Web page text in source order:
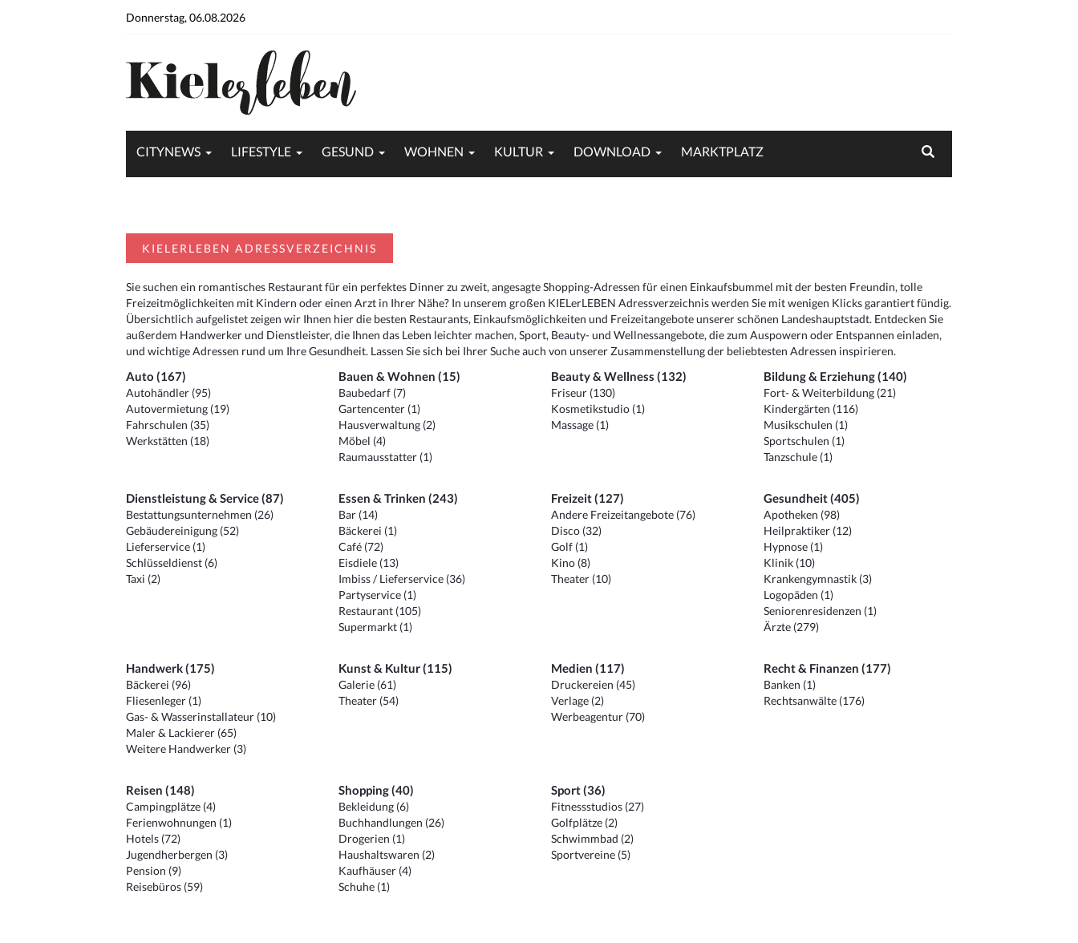
Donnerstag, 06.08.2026
CITYNEWS LIFESTYLE GESUND WOHNEN KULTUR DOWNLOAD MARKTPLATZ
KIELERLEBEN ADRESSVERZEICHNIS
Sie suchen ein romantisches Restaurant für ein perfektes Dinner zu zweit, angesagte Shopping-Adressen für einen Einkaufsbummel mit der besten Freundin, tolle
Freizeitmöglichkeiten mit Kindern oder einen Arzt in Ihrer Nähe? In unserem großen KIELerLEBEN Adressverzeichnis werden Sie mit wenigen Klicks garantiert fündig.
Übersichtlich aufgelistet zeigen wir Ihnen hier die besten Restaurants, Einkaufsmöglichkeiten und Freizeitangebote unserer schönen Landeshauptstadt. Entdecken Sie
außerdem Handwerker und Dienstleister, die Ihnen das Leben leichter machen, Sport, Beauty- und Wellnessangebote, die zum Auspowern oder Entspannen einladen,
und wichtige Adressen rund um Ihre Gesundheit. Lassen Sie sich bei Ihrer Suche auch von unserer Zusammenstellung der beliebtesten Adressen inspirieren.
Auto (167)
Autohändler (95)
Autovermietung (19)
Fahrschulen (35)
Werkstätten (18)
Bauen & Wohnen (15)
Baubedarf (7)
Gartencenter (1)
Hausverwaltung (2)
Möbel (4)
Raumausstatter (1)
Beauty & Wellness (132)
Friseur (130)
Kosmetikstudio (1)
Massage (1)
Bildung & Erziehung (140)
Fort- & Weiterbildung (21)
Kindergärten (116)
Musikschulen (1)
Sportschulen (1)
Tanzschule (1)
Dienstleistung & Service (87)
Bestattungsunternehmen (26)
Gebäudereinigung (52)
Lieferservice (1)
Schlüsseldienst (6)
Taxi (2)
Essen & Trinken (243)
Bar (14)
Bäckerei (1)
Café (72)
Eisdiele (13)
Imbiss / Lieferservice (36)
Partyservice (1)
Restaurant (105)
Supermarkt (1)
Freizeit (127)
Andere Freizeitangebote (76)
Disco (32)
Golf (1)
Kino (8)
Theater (10)
Gesundheit (405)
Apotheken (98)
Heilpraktiker (12)
Hypnose (1)
Klinik (10)
Krankengymnastik (3)
Logopäden (1)
Seniorenresidenzen (1)
Ärzte (279)
Handwerk (175)
Bäckerei (96)
Fliesenleger (1)
Gas- & Wasserinstallateur (10)
Maler & Lackierer (65)
Weitere Handwerker (3)
Kunst & Kultur (115)
Galerie (61)
Theater (54)
Medien (117)
Druckereien (45)
Verlage (2)
Werbeagentur (70)
Recht & Finanzen (177)
Banken (1)
Rechtsanwälte (176)
Reisen (148)
Campingplätze (4)
Ferienwohnungen (1)
Hotels (72)
Jugendherbergen (3)
Pension (9)
Reisebüros (59)
Shopping (40)
Bekleidung (6)
Buchhandlungen (26)
Drogerien (1)
Haushaltswaren (2)
Kaufhäuser (4)
Schuhe (1)
Sport (36)
Fitnessstudios (27)
Golfplätze (2)
Schwimmbad (2)
Sportvereine (5)